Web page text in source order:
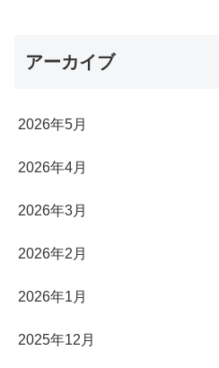
アーカイブ
2026年5月
2026年4月
2026年3月
2026年2月
2026年1月
2025年12月